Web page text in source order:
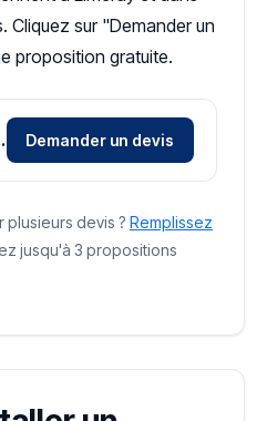
Cliquez sur "Demander un
proposition gratuite.
et-Loire Demander un devis
plusieurs devis ? Remplissez
jusqu'à 3 propositions